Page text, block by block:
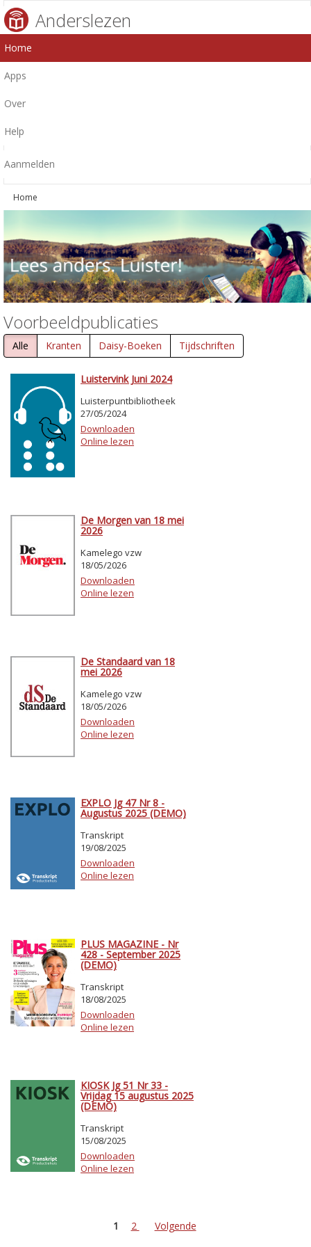
Anderslezen
Home
Apps
Over
Help
Aanmelden
Home
Voorbeeldpublicaties
Alle Kranten Daisy-Boeken Tijdschriften
Luistervink Juni 2024
Luisterpuntbibliotheek
27/05/2024
Downloaden
Online lezen
De Morgen van 18 mei
2026
Kamelego vzw
18/05/2026
Downloaden
Online lezen
De Standaard van 18
mei 2026
Kamelego vzw
18/05/2026
Downloaden
Online lezen
EXPLO Jg 47 Nr 8 -
Augustus 2025 (DEMO)
Transkript
19/08/2025
Downloaden
Online lezen
PLUS MAGAZINE - Nr
428 - September 2025
(DEMO)
Transkript
18/08/2025
Downloaden
Online lezen
KIOSK Jg 51 Nr 33 -
Vrijdag 15 augustus 2025
(DEMO)
Transkript
15/08/2025
Downloaden
Online lezen
1 2 Volgende